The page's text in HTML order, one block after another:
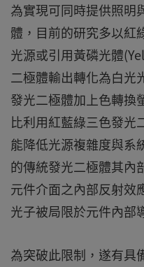
為實現可同時提供照明
體，目前的研究多以紅
光源或引用黃磷光體
二極體輸出轉化為白光
發光二極體加上色轉換
比利用紅藍綠三色發光
能降低光源複雜度與系
的傳統發光二極體其內
元件介面之內部反射效
光子被局限於元件內部
為突破此限制，遂有具